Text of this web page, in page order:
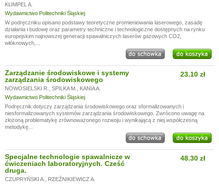
KLIMPEL A.
Wydawnictwo Politechniki Śląskiej
W podręczniku opisano podstawy teoretyczne promieniowania laserowego, zasadę
działania i budowę oraz parametry techniczne i technologiczne dostępnych na rynku
europejskim najnowszej generacji spawalniczych laserów gazowych CO2,
włóknowych,...
Zarządzanie środowiskowe i systemy
zarządzania środowiskowego
NOWOSIELSKI R. SPILKA M.
KANIA A.
Wydawnictwo Politechniki Śląskiej
23.10 zł
Podręcznik dotyczy zarządzania środowiskowego oraz sformalizowanych i
niesformalizowanych systemów zarządzania środowiskowego. Zwrócono uwagę na
złożoną problematykę zrównoważonego rozwoju i wynikającą z niej współczesną
metodykę...
Specjalne technologie spawalnicze w
ćwiczeniach laboratoryjnych. Cześć
druga.
CZUPRYŃSKI A.
RZEŹNIKIEWICZ A.
48.30 zł